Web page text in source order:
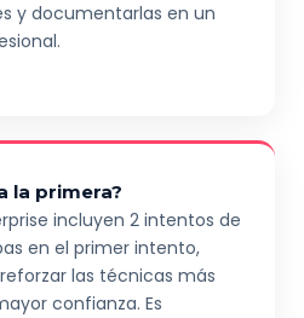
y documentarlas en un
la primera?
incluyen 2 intentos de
en el primer intento,
las técnicas más
confianza. Es